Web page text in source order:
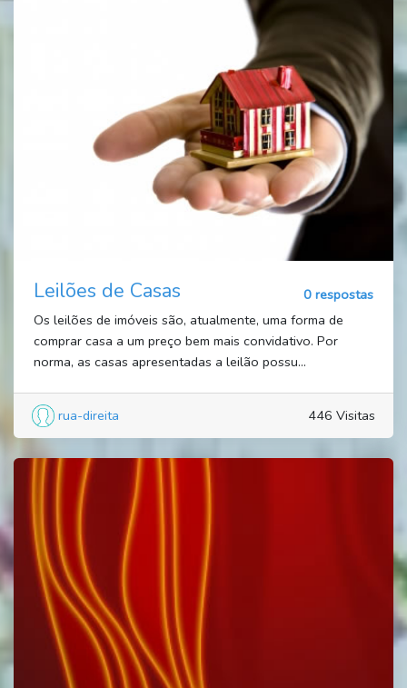
Leilões de Casas
0 respostas
Os leilões de imóveis são, atualmente, uma forma de
comprar casa a um preço bem mais convidativo. Por
norma, as casas apresentadas a leilão possu...
rua-direita 446 Visitas